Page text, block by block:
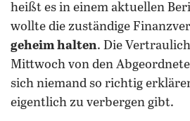
heißt es in einem aktuellen
wollte die zuständige
geheim halten. Die
Mittwoch von den
sich niemand so richtig
eigentlich zu verbergen gibt.